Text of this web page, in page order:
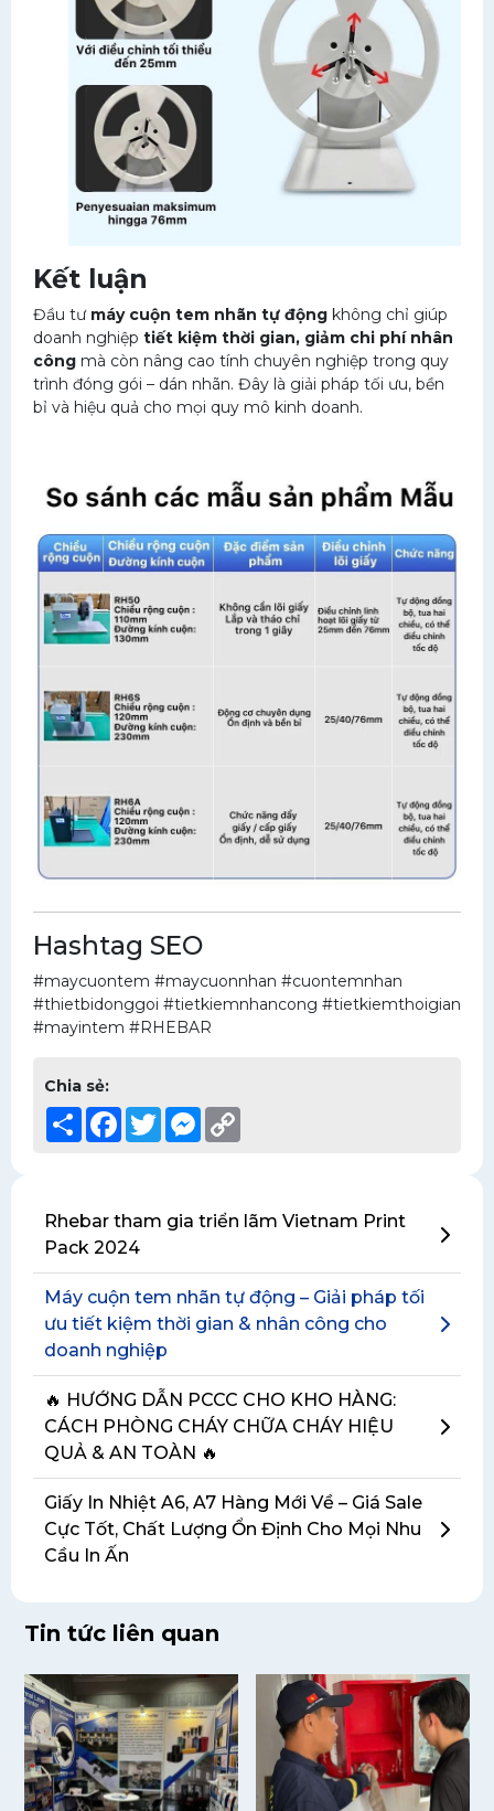
Rhebar tham gia triển lãm Vietnam Print
Pack 2024
Máy cuộn tem nhãn tự động – Giải pháp tối
ưu tiết kiệm thời gian & nhân công cho
doanh nghiệp
🔥 HƯỚNG DẪN PCCC CHO KHO HÀNG:
CÁCH PHÒNG CHÁY CHỮA CHÁY HIỆU
QUẢ & AN TOÀN 🔥
Giấy In Nhiệt A6, A7 Hàng Mới Về – Giá Sale
Cực Tốt, Chất Lượng Ổn Định Cho Mọi Nhu
Cầu In Ấn
Kết luận
Đầu tư máy cuộn tem nhãn tự động không chỉ giúp
doanh nghiệp tiết kiệm thời gian, giảm chi phí nhân
công mà còn nâng cao tính chuyên nghiệp trong quy
trình đóng gói – dán nhãn. Đây là giải pháp tối ưu, bền
bỉ và hiệu quả cho mọi quy mô kinh doanh.
Hashtag SEO
#maycuontem #maycuonnhan #cuontemnhan
#thietbidonggoi #tietkiemnhancong #tietkiemthoigian
#mayintem #RHEBAR
Chia sẻ:
Share Facebook
TwitterMessenger
Tin tức liên quan